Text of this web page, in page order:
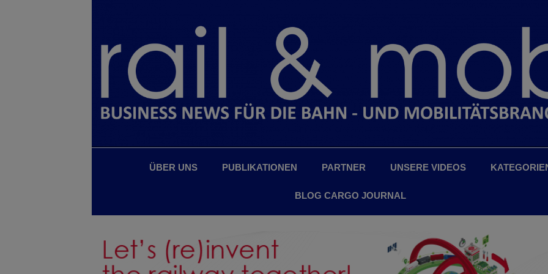
ÜBER UNS PUBLIKATIONEN PARTNER UNSERE VIDEOS
BLOG CARGO JOURNAL